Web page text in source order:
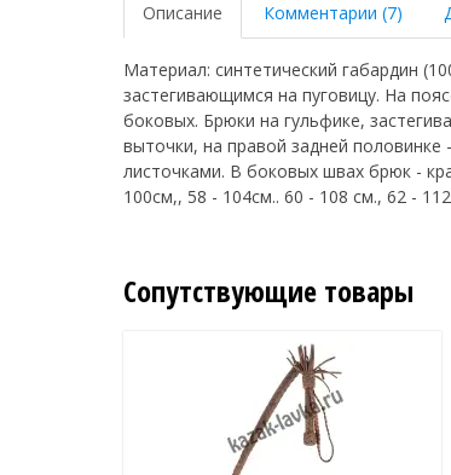
Описание Комментарии (7)
Материал: синтетический габардин
застегивающимся на пуговицу. На
боковых. Брюки на гульфике,
выточки, на правой задней
листочками. В боковых швах брюк -
100см,, 58 - 104см.. 60 - 108 см., 62 -
Сопутствующие товары